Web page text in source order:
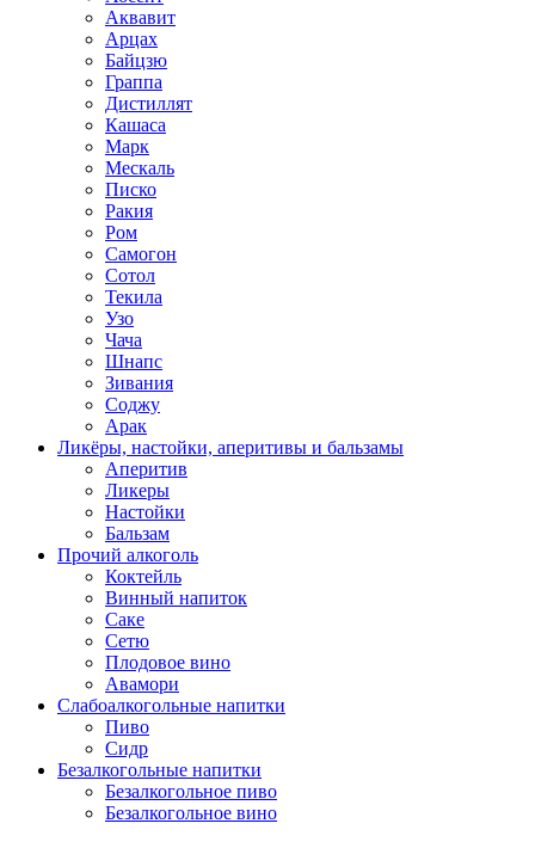
Аквавит
Арцах
Байцзю
Граппа
Дистиллят
Кашаса
Марк
Мескаль
Писко
Ракия
Ром
Самогон
Сотол
Текила
Узо
Чача
Шнапс
Зивания
Соджу
Арак
Ликёры, настойки, аперитивы и бальзамы
Аперитив
Ликеры
Настойки
Бальзам
Прочий алкоголь
Коктейль
Винный напиток
Саке
Сетю
Плодовое вино
Авамори
Слабоалкогольные напитки
Пиво
Сидр
Безалкогольные напитки
Безалкогольное пиво
Безалкогольное вино